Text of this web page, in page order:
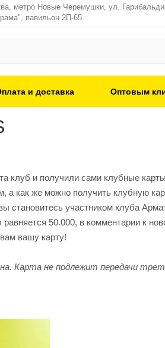
метро Новые Черемушки, ул.
павильон 2П-65.
и доставка Оптовым
клуб и получили сами клубные
а как же можно получить клубную
становитесь участником клуба
50.000, в комментарии к
вашу карту!
Карта не подлежит передачи